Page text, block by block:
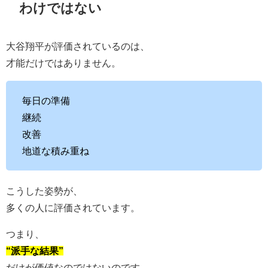
わけではない
大谷翔平が評価されているのは、
才能だけではありません。
毎日の準備
継続
改善
地道な積み重ね
こうした姿勢が、
多くの人に評価されています。
つまり、
“派手な結果”